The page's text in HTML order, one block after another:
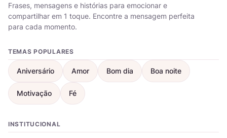
Frases, mensagens e histórias para emocionar e
compartilhar em 1 toque. Encontre a mensagem perfeita
para cada momento.
TEMAS POPULARES
Aniversário Amor Bom dia Boa noite
Motivação Fé
INSTITUCIONAL